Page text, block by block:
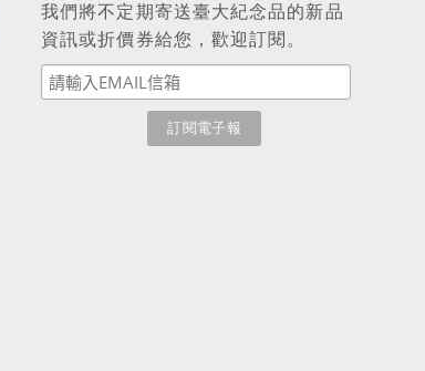
我們將不定期寄送臺大紀念品的新品
資訊或折價券給您，歡迎訂閱。